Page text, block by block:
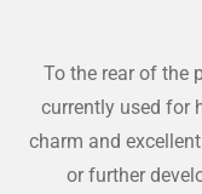
To the rear of the
currently used for
charm and
or further